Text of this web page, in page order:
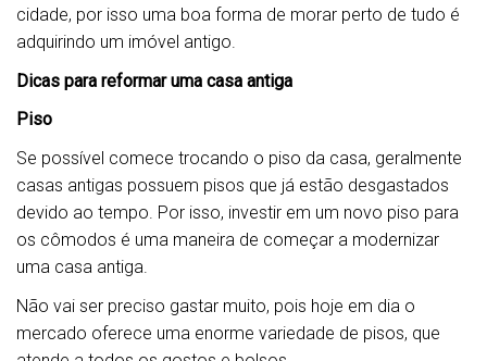
cidade, por isso uma boa forma de morar perto de tudo é
adquirindo um imóvel antigo.
Dicas para reformar uma casa antiga
Piso
Se possível comece trocando o piso da casa, geralmente
casas antigas possuem pisos que já estão desgastados
devido ao tempo. Por isso, investir em um novo piso para
os cômodos é uma maneira de começar a modernizar
uma casa antiga.
Não vai ser preciso gastar muito, pois hoje em dia o
mercado oferece uma enorme variedade de pisos, que